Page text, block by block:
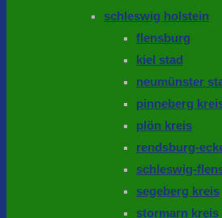
schleswig holstein
flensburg
kiel stad
neumünster
pinneberg
plön kreis
rendsburg-
schleswig-
segeberg kreis
stormarn kreis